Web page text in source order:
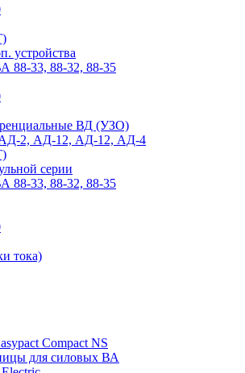
устройства
88-33, 88-32, 88-35
ВД (УЗО)
АД-2, АД-12, АД-12, АД-4
серии
88-33, 88-32, 88-35
тока)
Compact NS
для силовых ВА